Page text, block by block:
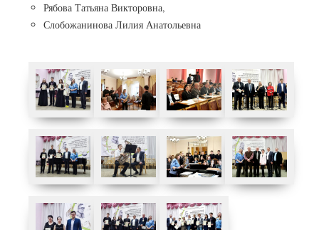
Рябова Татьяна Викторовна,
Слобожанинова Лилия Анатольевна